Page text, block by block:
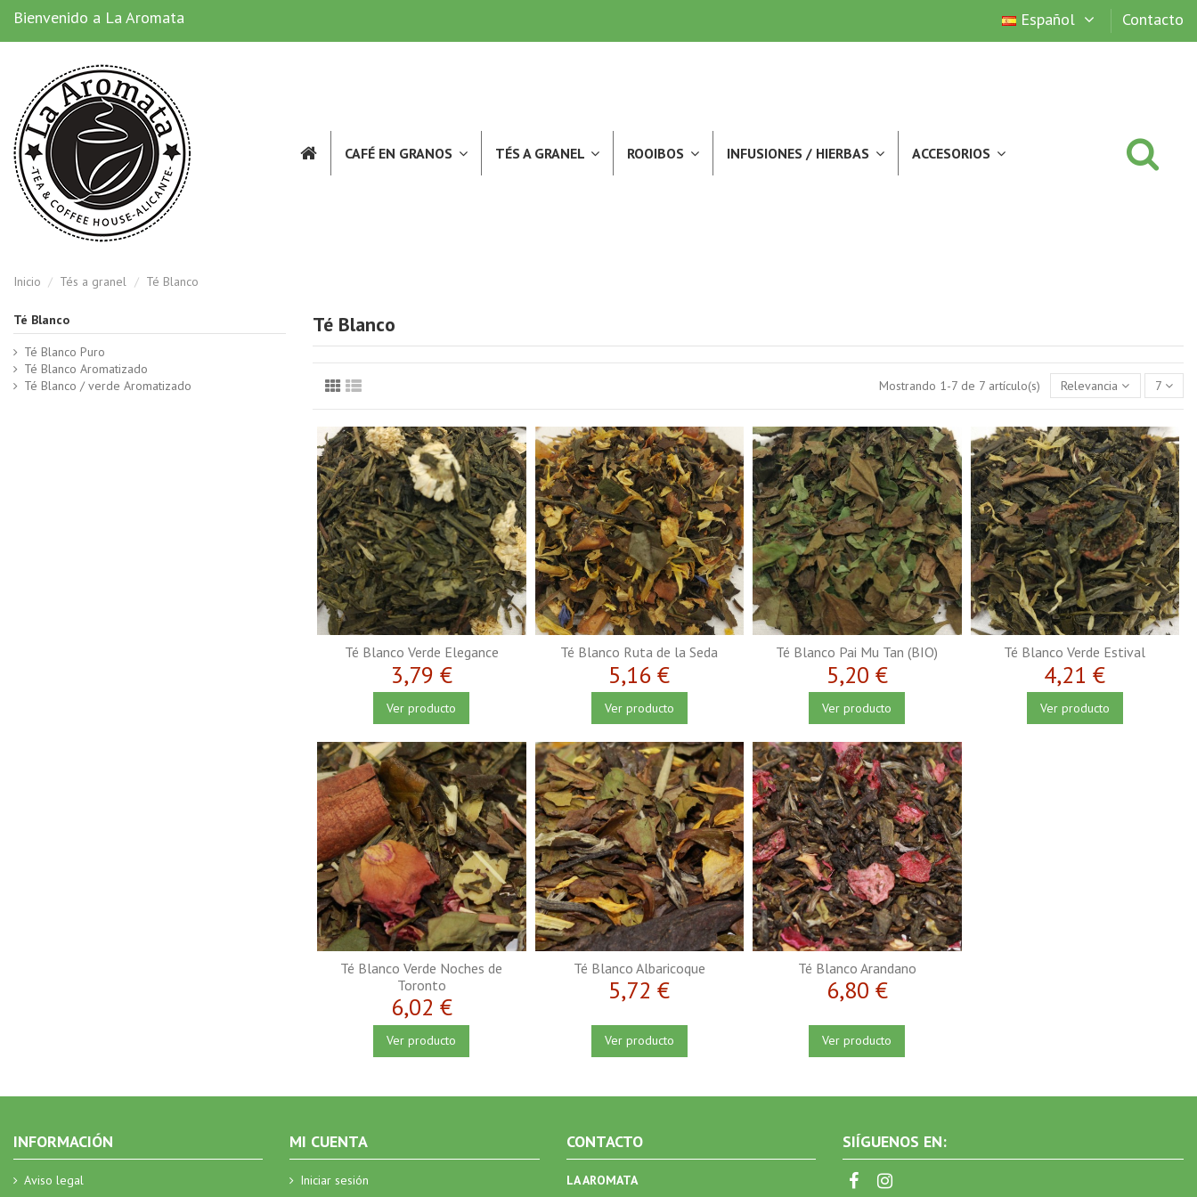
Bienvenido a La Aromata Español Contacto
CAFÉ EN GRANOS TÉS A GRANEL ROOIBOS INFUSIONES / HIERBAS ACCESORIOS
Inicio Tés a granel Té Blanco
Té Blanco
Mostrando 1-7 de 7 artículo(s) Relevancia 7
Té Blanco Verde Elegance
3,79 €
Ver producto
Té Blanco Ruta de la Seda
5,16 €
Ver producto
Té Blanco Pai Mu Tan (BIO)
5,20 €
Ver producto
Té Blanco Verde Estival
4,21 €
Ver producto
Té Blanco Verde Noches de
Toronto
6,02 €
Ver producto
Té Blanco Albaricoque
5,72 €
Ver producto
Té Blanco Arandano
6,80 €
Ver producto
Té Blanco
Té Blanco Puro
Té Blanco Aromatizado
Té Blanco / verde Aromatizado
INFORMACIÓN
Aviso legal
MI CUENTA
Iniciar sesión
CONTACTO
LA AROMATA
SIÍGUENOS EN: